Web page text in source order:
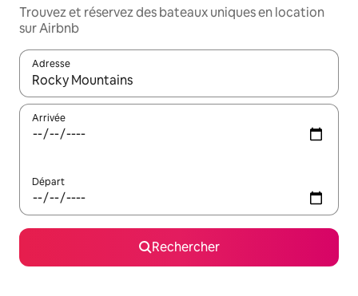
Trouvez et réservez des bateaux uniques en location
sur Airbnb
Adresse
Lorsque les résultats s'affichent, utilisez les flèches vers le
Arrivée
Départ
Rechercher